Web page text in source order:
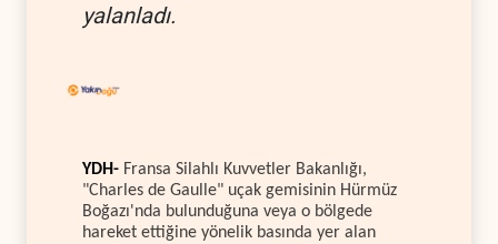
yalanladı.
YDH- Fransa Silahlı Kuvvetler Bakanlığı,
"Charles de Gaulle" uçak gemisinin Hürmüz
Boğazı'nda bulunduğuna veya o bölgede
hareket ettiğine yönelik basında yer alan